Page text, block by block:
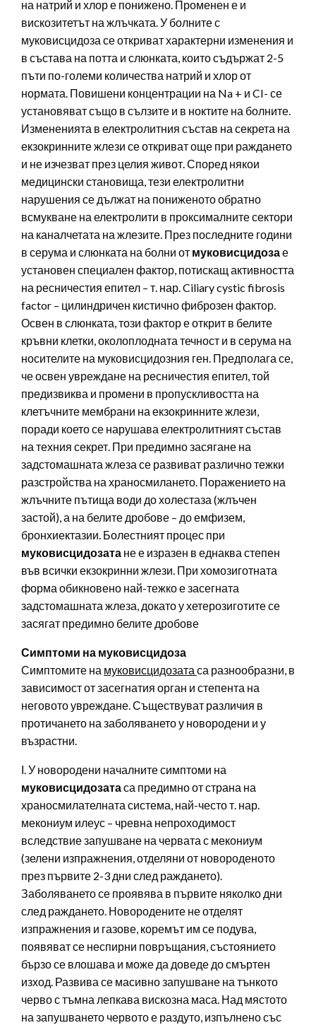
на натрий и хлор е понижено. Променен е и
вискозитетът на жлъчката. У болните с
муковисцидоза се откриват характерни изменения и
в състава на потта и слюнката, които съдържат 2-5
пъти по-големи количества натрий и хлор от
нормата. Повишени концентрации на Na + и CI- се
установяват също в сълзите и в ноктите на болните.
Измененията в електролитния състав на секрета на
екзокринните жлези се откриват още при раждането
и не изчезват през целия живот. Според някои
медицински становища, тези електролитни
нарушения се дължат на пониженото обратно
всмукване на електролити в проксималните сектори
на каналчетата на жлезите. През последните години
в серума и слюнката на болни от муковисцидоза е
установен специален фактор, потискащ активността
на ресничестия епител – т. нар. Ciliary cystic fibrosis
factor – цилиндричен кистично фиброзен фактор.
Освен в слюнката, този фактор е открит в белите
кръвни клетки, околоплодната течност и в серума на
носителите на муковисцидозния ген. Предполага се,
че освен увреждане на ресничестия епител, той
предизвиква и промени в пропускливостта на
клетъчните мембрани на екзокринните жлези,
поради което се нарушава електролитният състав
на техния секрет. При предимно засягане на
задстомашната жлеза се развиват различно тежки
разстройства на храносмилането. Поражението на
жлъчните пътища води до холестаза (жлъчен
застой), а на белите дробове – до емфизем,
бронхиектазии. Болестният процес при
муковисцидозата не е изразен в еднаква степен
във всички екзокринни жлези. При хомозиготната
форма обикновено най-тежко е засегната
задстомашната жлеза, докато у хетерозиготите се
засягат предимно белите дробове
Симптоми на муковисцидоза
Симптомите на муковисцидозата са разнообразни, в
зависимост от засегнатия орган и степента на
неговото увреждане. Съществуват различия в
протичането на заболяването у новородени и у
възрастни.
І. У новородени началните симптоми на
муковисцидозата са предимно от страна на
храносмилателната система, най-често т. нар.
мекониум илеус – чревна непроходимост
вследствие запушване на червата с мекониум
(зелени изпражнения, отделяни от новороденото
през първите 2-3 дни след раждането).
Заболяването се проявява в първите няколко дни
след раждането. Новородените не отделят
изпражнения и газове, коремът им се подува,
появяват се неспирни повръщания, състоянието
бързо се влошава и може да доведе до смъртен
изход. Развива се масивно запушване на тънкото
черво с тъмна лепкава вискозна маса. Над мястото
на запушването червото е раздуто, изпълнено със